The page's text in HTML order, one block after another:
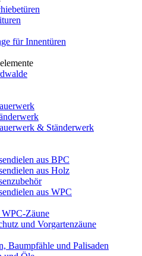
für Innentüren
& Ständerwerk
aus BPC
aus Holz
aus WPC
Zäune
und Vorgartenzäune
Baumpfähle und Palisaden